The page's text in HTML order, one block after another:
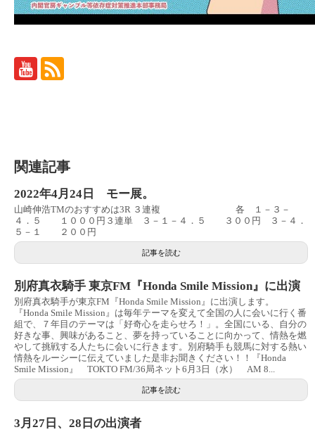
関連記事
2022年4月24日 モー展。
山崎伸浩TMのおすすめは3R ３連複 各 １－３－
４．５ １０００円３連単 ３－１－４．５ ３００円 ３－４．
５－１ ２００円
記事を読む
別府真衣騎手 東京FM『Honda Smile Mission』に出演
別府真衣騎手が東京FM『Honda Smile Mission』に出演します。
『Honda Smile Mission』は毎年テーマを変えて全国の人に会いに行く番
組で、７年目のテーマは「好奇心を走らせろ！」。全国にいる、自分の
好きな事、興味があること、夢を持っていることに向かって、情熱を燃
やして挑戦する人たちに会いに行きます。別府騎手も競馬に対する熱い
情熱をルーシーに伝えていました是非お聞きください！！『Honda
Smile Mission』 TOKTO FM/36局ネット6月3日（水） AM 8...
記事を読む
3月27日、28日の出演者